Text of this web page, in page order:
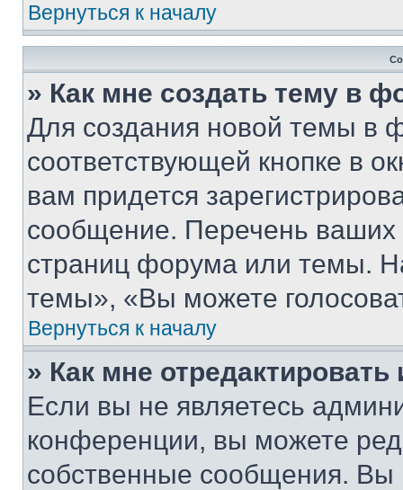
Вернуться к началу
» Как мне создать тему в
Для создания новой темы в
соответствующей кнопке в
вам придется
сообщение. Перечень ваших
страниц форума или темы.
темы», «Вы можете
Вернуться к началу
» Как мне
Если вы не являетесь
конференции, вы можете
собственные сообщения. Вы